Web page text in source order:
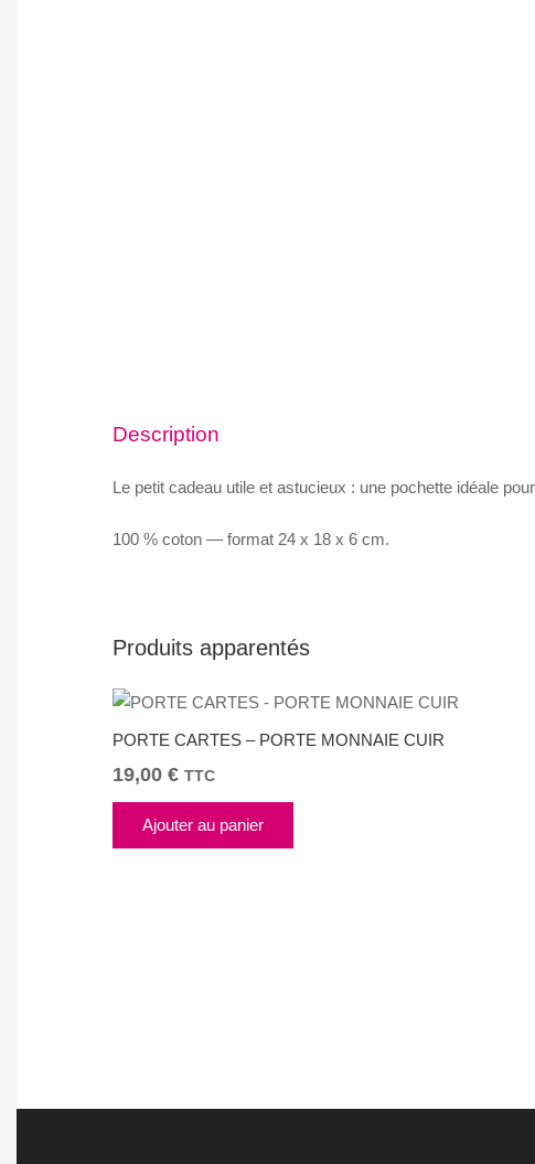
Description
Le petit cadeau utile et astucieux : une pochette idéale
100 % coton — format 24 x 18 x 6 cm.
Produits apparentés
PORTE CARTES – PORTE MONNAIE CUIR
19,00 € TTC
Ajouter au panier